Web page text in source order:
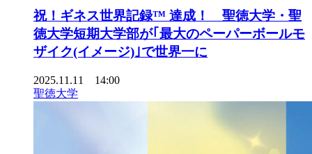
祝！ギネス世界記録™ 達成！ 聖徳大学・聖
徳大学短期大学部が｢最大のペーパーボールモ
ザイク(イメージ)｣で世界一に
2025.11.11 14:00
聖徳大学